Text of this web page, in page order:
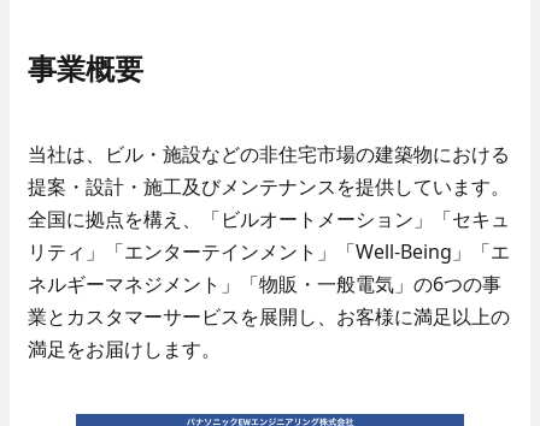
事業概要
当社は、ビル・施設などの非住宅市場の建築物における
提案・設計・施工及びメンテナンスを提供しています。
全国に拠点を構え、「ビルオートメーション」「セキュ
リティ」「エンターテインメント」「Well-Being」「エ
ネルギーマネジメント」
「物販・一般電気」の6つの事
業とカスタマーサービスを展開し、お客様に満足以上の
満足をお届けします。
採用情報
- 職種紹介
- 先輩社員インタビュー
技術系総合職
- 先輩社員インタビュー
事務系総合職
働く環境
数字で見るパナソニック
EWエンジニアリング